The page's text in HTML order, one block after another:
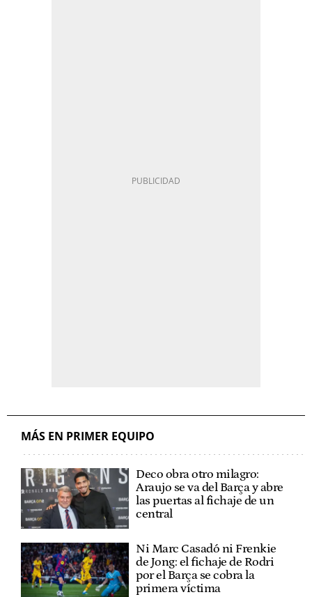
MÁS EN PRIMER EQUIPO
Deco obra otro milagro:
Araujo se va del Barça y abre
las puertas al fichaje de un
central
Ni Marc Casadó ni Frenkie
de Jong: el fichaje de Rodri
por el Barça se cobra la
primera víctima